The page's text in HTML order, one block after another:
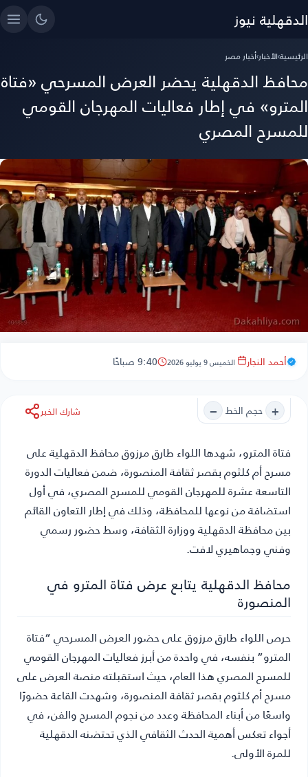
الدقهلية نيوز
الرئيسية›الأخبار›أخبار مصر
محافظ الدقهلية يحضر العرض المسرحي «فتاة
المترو» في إطار فعاليات المهرجان القومي
للمسرح المصري
أحمد النجار الخميس 9 يوليو 2026 9:40 صباحًا
+ حجم الخط − شارك الخبر
فتاة المترو، شهدها اللواء طارق مرزوق محافظ الدقهلية على
مسرح أم كلثوم بقصر ثقافة المنصورة، ضمن فعاليات الدورة
التاسعة عشرة للمهرجان القومي للمسرح المصري، في أول
استضافة من نوعها للمحافظة، وذلك في إطار التعاون القائم
بين محافظة الدقهلية ووزارة الثقافة، وسط حضور رسمي
وفني وجماهيري لافت.
محافظ الدقهلية يتابع عرض فتاة المترو في
المنصورة
حرص اللواء طارق مرزوق على حضور العرض المسرحي “فتاة
المترو” بنفسه، في واحدة من أبرز فعاليات المهرجان القومي
للمسرح المصري هذا العام، حيث استقبلته منصة العرض على
مسرح أم كلثوم بقصر ثقافة المنصورة، وشهدت القاعة حضورًا
واسعًا من أبناء المحافظة وعدد من نجوم المسرح والفن، في
أجواء تعكس أهمية الحدث الثقافي الذي تحتضنه الدقهلية
للمرة الأولى.